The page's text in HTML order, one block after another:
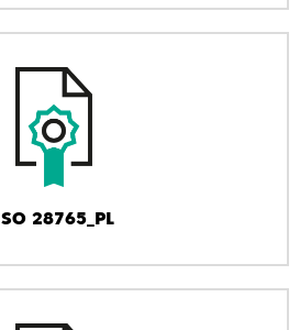
ISO 28765_PL